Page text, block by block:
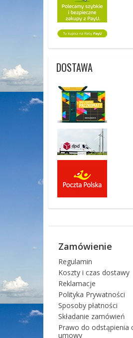
DOSTAWA
Zamówienie
Regulamin
Koszty i czas dostawy
Reklamacje
Polityka Prywatności
Sposoby płatności
Składanie zamówień
Prawo do odstąpienia
umowy